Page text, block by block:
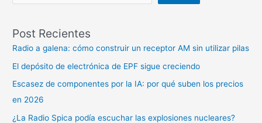
Post Recientes
Radio a galena: cómo construir un receptor AM sin utilizar pilas
El depósito de electrónica de EPF sigue creciendo
Escasez de componentes por la IA: por qué suben los precios
en 2026
¿La Radio Spica podía escuchar las explosiones nucleares?